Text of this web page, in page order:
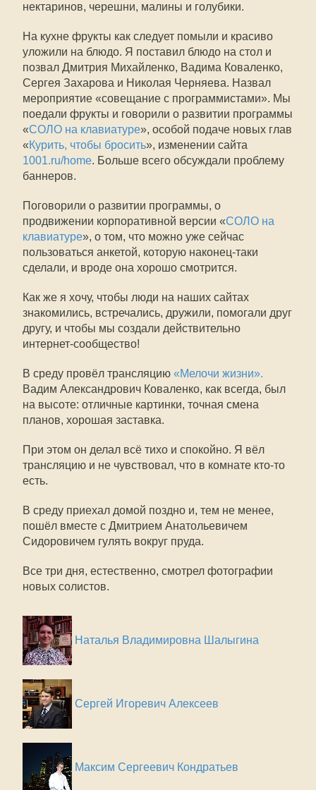
нектаринов, черешни, малины и голубики.
На кухне фрукты как следует помыли и красиво
уложили на блюдо. Я поставил блюдо на стол и
позвал Дмитрия Михайленко, Вадима Коваленко,
Сергея Захарова и Николая Черняева. Назвал
мероприятие «совещание с программистами». Мы
поедали фрукты и говорили о развитии программы
«СОЛО на клавиатуре», особой подаче новых глав
«Курить, чтобы бросить», изменении сайта
1001.ru/home. Больше всего обсуждали проблему
баннеров.
Поговорили о развитии программы, о
продвижении корпоративной версии «СОЛО на
клавиатуре», о том, что можно уже сейчас
пользоваться анкетой, которую наконец-таки
сделали, и вроде она хорошо смотрится.
Как же я хочу, чтобы люди на наших сайтах
знакомились, встречались, дружили, помогали друг
другу, и чтобы мы создали действительно
интернет-сообщество!
В среду провёл трансляцию «Мелочи жизни».
Вадим Александрович Коваленко, как всегда, был
на высоте: отличные картинки, точная смена
планов, хорошая заставка.
При этом он делал всё тихо и спокойно. Я вёл
трансляцию и не чувствовал, что в комнате кто-то
есть.
В среду приехал домой поздно и, тем не менее,
пошёл вместе с Дмитрием Анатольевичем
Сидоровичем гулять вокруг пруда.
Все три дня, естественно, смотрел фотографии
новых солистов.
Наталья Владимировна Шалыгина
Сергей Игоревич Алексеев
Максим Сергеевич Кондратьев